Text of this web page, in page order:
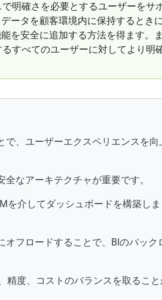
明確さを必要とするユーザーをサ
ータを顧客環境内に保持するとき
を安全に追加する方法を得ます。ま
すべてのユーザーに対してより明
で、ユーザーエクスペリエンスを向
なアーキテクチャが重要です。
を介してダッシュボードを構築しま
フロードすることで、BIのバック
精度、コストのバランスを取るこ